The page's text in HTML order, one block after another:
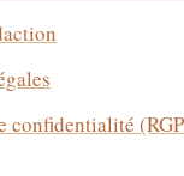
confidentialité